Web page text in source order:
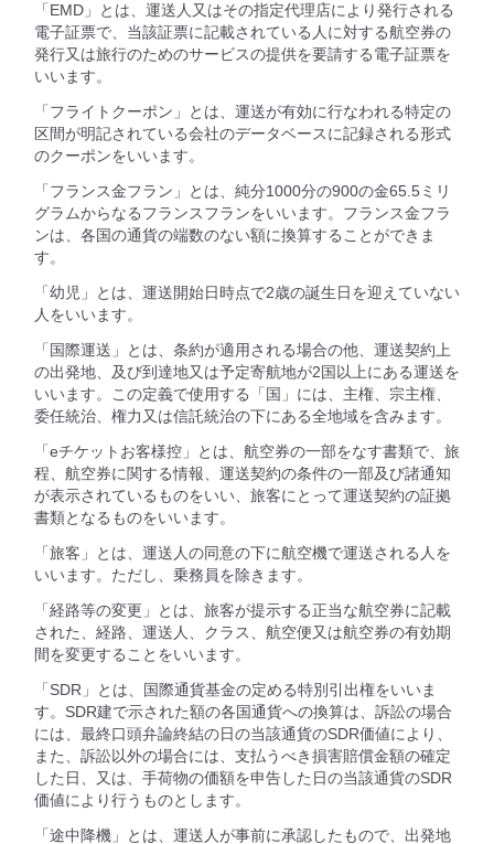
「EMD」とは、運送人又はその指定代理店により発行される
電子証票で、当該証票に記載されている人に対する航空券の
発行又は旅行のためのサービスの提供を要請する電子証票を
いいます。
「フライトクーポン」とは、運送が有効に行なわれる特定の
区間が明記されている会社のデータベースに記録される形式
のクーポンをいいます。
「フランス金フラン」とは、純分1000分の900の金65.5ミリ
グラムからなるフランスフランをいいます。フランス金フラ
ンは、各国の通貨の端数のない額に換算することができま
す。
「幼児」とは、運送開始日時点で2歳の誕生日を迎えていない
人をいいます。
「国際運送」とは、条約が適用される場合の他、運送契約上
の出発地、及び到達地又は予定寄航地が2国以上にある運送を
いいます。この定義で使用する「国」には、主権、宗主権、
委任統治、権力又は信託統治の下にある全地域を含みます。
「eチケットお客様控」とは、航空券の一部をなす書類で、旅
程、航空券に関する情報、運送契約の条件の一部及び諸通知
が表示されているものをいい、旅客にとって運送契約の証拠
書類となるものをいいます。
「旅客」とは、運送人の同意の下に航空機で運送される人を
いいます。ただし、乗務員を除きます。
「経路等の変更」とは、旅客が提示する正当な航空券に記載
された、経路、運送人、クラス、航空便又は航空券の有効期
間を変更することをいいます。
「SDR」とは、国際通貨基金の定める特別引出権をいいま
す。SDR建で示された額の各国通貨への換算は、訴訟の場合
には、最終口頭弁論終結の日の当該通貨のSDR価値により、
また、訴訟以外の場合には、支払うべき損害賠償金額の確定
した日、又は、手荷物の価額を申告した日の当該通貨のSDR
価値により行うものとします。
「途中降機」とは、運送人が事前に承認したもので、出発地